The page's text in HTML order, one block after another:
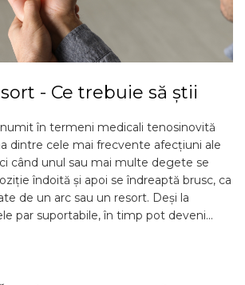
- Ce trebuie să știi
în termeni medicali tenosinovită
dintre cele mai frecvente afecțiuni ale
când unul sau mai multe degete se
îndoită și apoi se îndreaptă brusc, ca
de un arc sau un resort. Deși la
par suportabile, în timp pot deveni...